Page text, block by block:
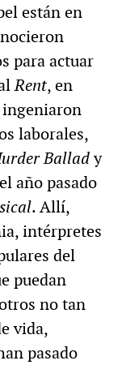
están en
para actuar
Rent, en
ingeniaron
laborales,
Ballady
año pasado
. Allí,
intérpretes
del
puedan
no tan
vida,
pasado